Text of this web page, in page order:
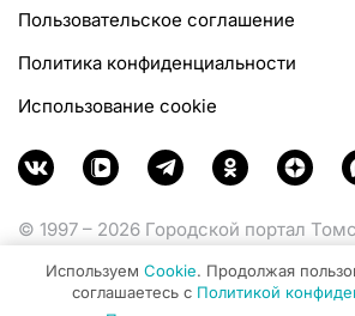
Пользовательское соглашение
Политика конфиденциальности
Использование cookie
© 1997 – 2026 Городской портал
Министерства цифрового развития,
коммуникаций Российской
Используем Cookie. Продолжая
соглашаетесь с Политикой